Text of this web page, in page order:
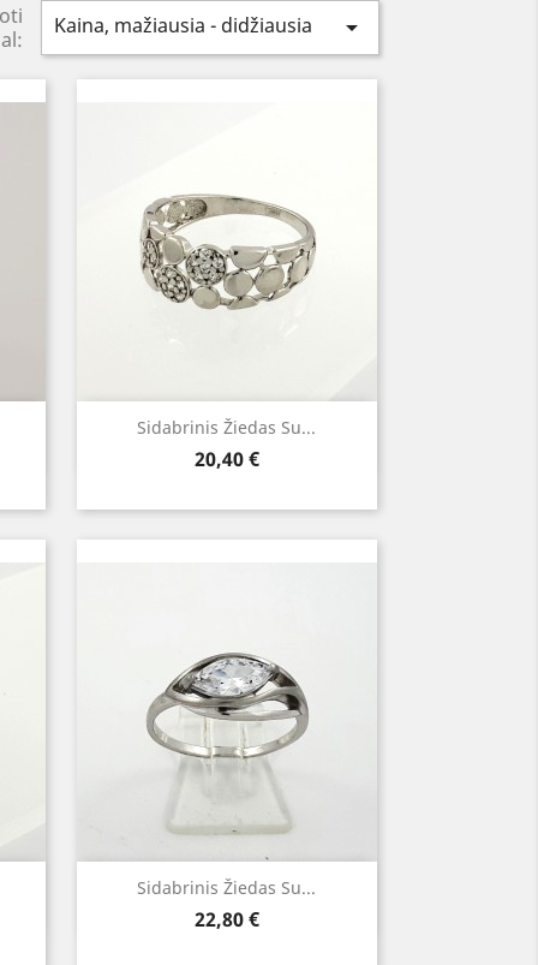
Kaina, mažiausia - didžiausia 
Sidabrinis Žiedas Su...
Kaina
20,40 €
Greita peržiūra
Sidabrinis Žiedas Su...
Kaina
22,80 €
Greita peržiūra